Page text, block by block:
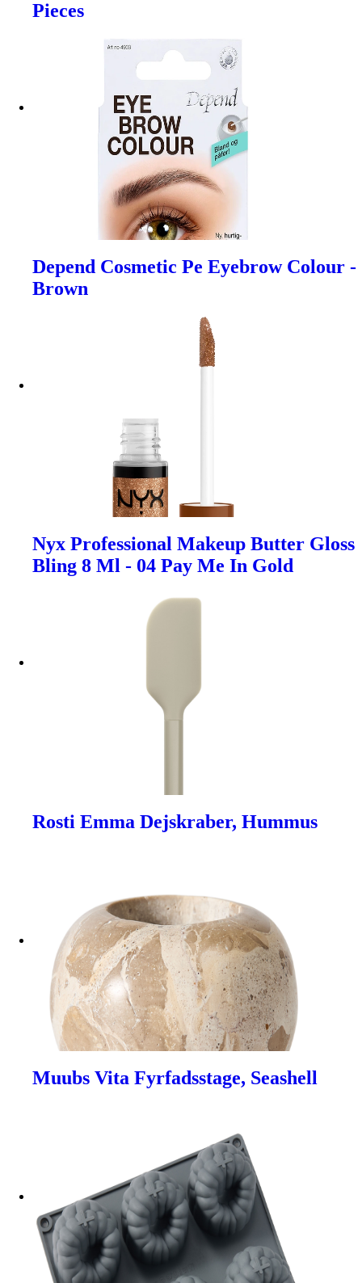
Pieces
Depend Cosmetic Pe Eyebrow Colour -
Brown
Nyx Professional Makeup Butter Gloss
Bling 8 Ml - 04 Pay Me In Gold
Rosti Emma Dejskraber, Hummus
Muubs Vita Fyrfadsstage, Seashell